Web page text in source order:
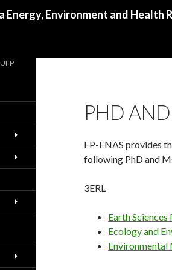
Energy, Environment and Health
PHD
FP-ENAS provides
following PhD and
3ERL
Earth
Ecology and
Environmental